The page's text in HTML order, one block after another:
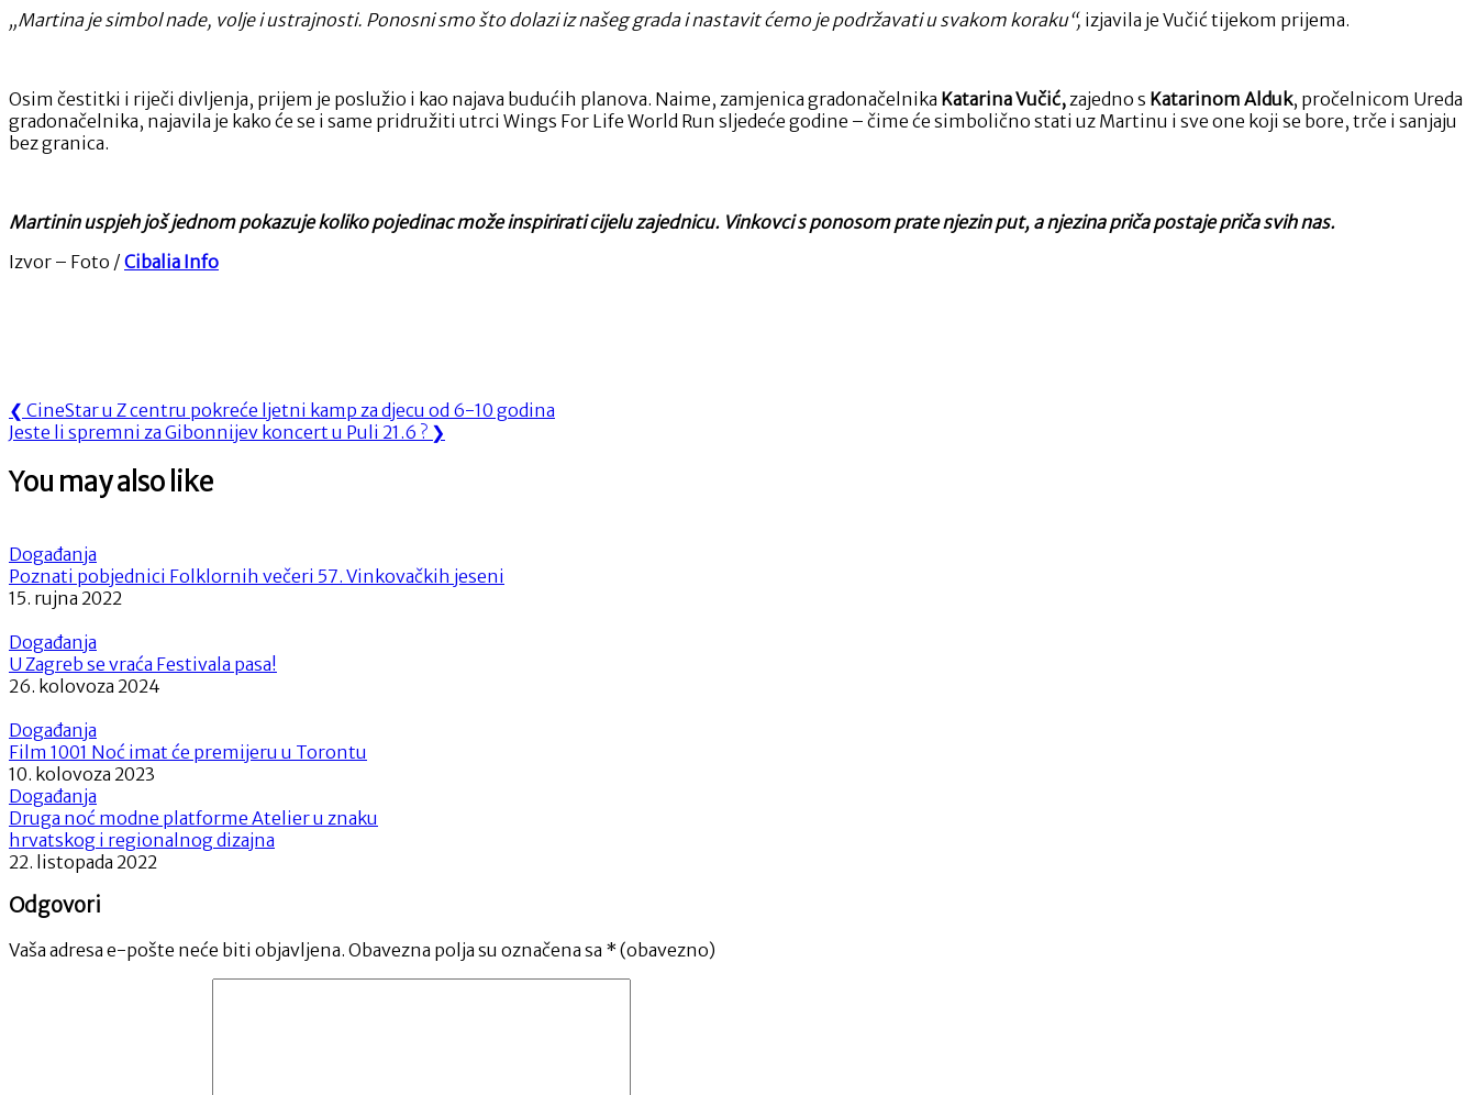
„Martina je simbol nade, volje i ustrajnosti. Ponosni smo što dolazi iz našeg grada i nastavit ćemo je podržavati u svakom koraku“, izjavila je Vučić tijekom prijema.
Osim čestitki i riječi divljenja, prijem je poslužio i kao najava budućih planova. Naime, zamjenica gradonačelnika Katarina Vučić, zajedno s Katarinom Alduk, pročelnicom Ureda
gradonačelnika, najavila je kako će se i same pridružiti utrci Wings For Life World Run sljedeće godine – čime će simbolično stati uz Martinu i sve one koji se bore, trče i sanjaju
bez granica.
Martinin uspjeh još jednom pokazuje koliko pojedinac može inspirirati cijelu zajednicu. Vinkovci s ponosom prate njezin put, a njezina priča postaje priča svih nas.
Izvor – Foto / Cibalia Info
Navigacija
objava
❮ Previous
Post:
CineStar u Z centru pokreće ljetni kamp za djecu od 6-10 godina
Next
Jeste li spremni za Gibonnijev koncert u Puli 21.6 ? ❯
You may also like
Događanja
Poznati pobjednici Folklornih večeri 57. Vinkovačkih jeseni
15. rujna 2022
Događanja
U Zagreb se vraća Festivala pasa!
26. kolovoza 2024
Događanja
Film 1001 Noć imat će premijeru u Torontu
10. kolovoza 2023
Događanja
Druga noć modne platforme Atelier u znaku
hrvatskog i regionalnog dizajna
22. listopada 2022
Odgovori
Vaša adresa e-pošte neće biti objavljena. Obavezna polja su označena sa * (obavezno)